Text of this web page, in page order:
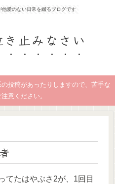
愛のない日常を綴るブログです
止みなさい
投稿があったりしますので、苦手な
意ください。
てたはやぶさ2が、1回目